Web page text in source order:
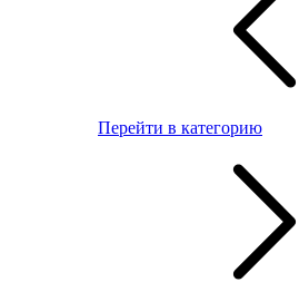
Перейти в категорию